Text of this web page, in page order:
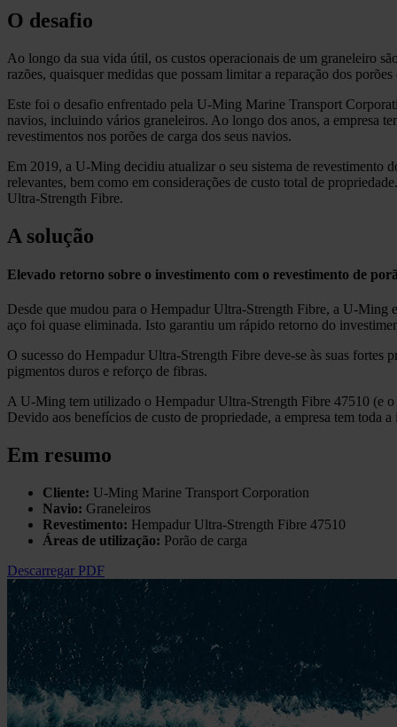
O desafio
Ao longo da sua vida útil, os custos operacionais de um graneleiro
razões, quaisquer medidas que possam limitar a reparação dos
Este foi o desafio enfrentado pela U-Ming Marine Transport
navios, incluindo vários graneleiros. Ao longo dos anos, a empresa
revestimentos nos porões de carga dos seus navios.
Em 2019, a U-Ming decidiu atualizar o seu sistema de revestimento
relevantes, bem como em considerações de custo total de
Ultra-Strength Fibre.
A solução
Elevado retorno sobre o investimento com o revestimento de
Desde que mudou para o Hempadur Ultra-Strength Fibre, a U-Ming
aço foi quase eliminada. Isto garantiu um rápido retorno do
O sucesso do Hempadur Ultra-Strength Fibre deve-se às suas fortes
pigmentos duros e reforço de fibras.
A U-Ming tem utilizado o Hempadur Ultra-Strength Fibre 47510 (e o
Devido aos benefícios de custo de propriedade, a empresa tem toda
Em resumo
Cliente: U-Ming Marine Transport Corporation
Navio: Graneleiros
Revestimento: Hempadur Ultra-Strength Fibre 47510
Áreas de utilização: Porão de carga
Descarregar PDF